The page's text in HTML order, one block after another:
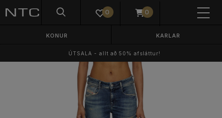
0 0
KONUR KARLAR
ÚTSALA - allt að 50% afsláttur!